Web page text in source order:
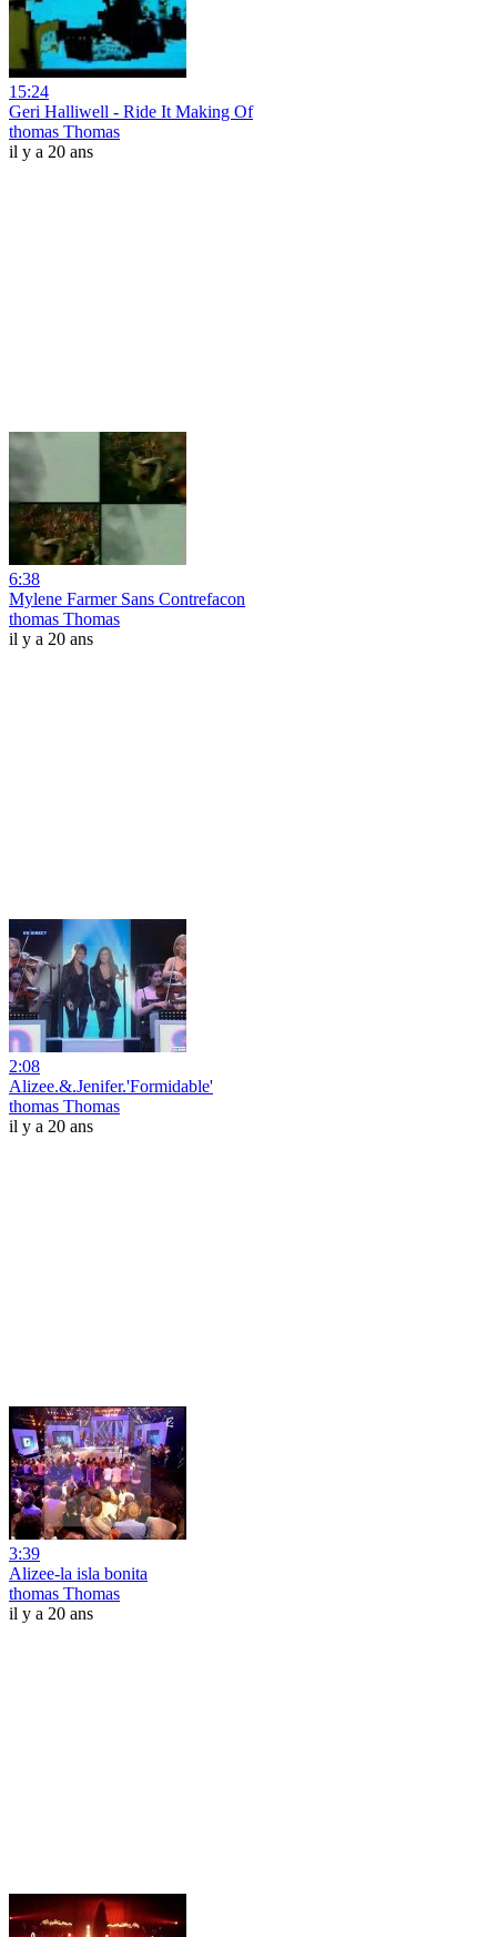
15:24
Geri Halliwell - Ride It Making Of
thomas Thomas
il y a 20 ans
6:38
Mylene Farmer Sans Contrefacon
thomas Thomas
il y a 20 ans
2:08
Alizee.&.Jenifer.'Formidable'
thomas Thomas
il y a 20 ans
3:39
Alizee-la isla bonita
thomas Thomas
il y a 20 ans